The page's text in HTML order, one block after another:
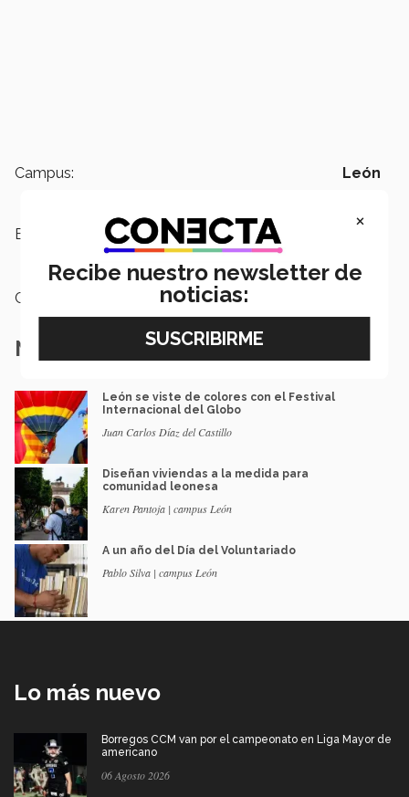
Campus: León
Etiquetas:
Festival Internacional del Globo,
Paisajismo,
Categoría:
Notas Relacionadas
León se viste de colores con el Festival
Internacional del Globo
Juan Carlos Díaz del Castillo
Diseñan viviendas a la medida para
comunidad leonesa
Karen Pantoja | campus León
A un año del Día del Voluntariado
Pablo Silva | campus León
Lo más nuevo
Borregos CCM van por el campeonato en Liga Mayor de
americano
06 Agosto 2026
×
Recibe nuestro newsletter de
noticias: